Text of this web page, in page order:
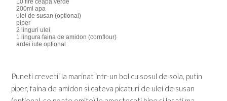
200ml apa
ulei de susan (optional)
piper
2 linguri ulei
1 lingura faina de amidon (cornflour)
ardei iute optional
Puneti crevetii la marinat intr-un bol cu sosul de soia, putin
piper, faina de amidon si cateva picaturi de ulei de susan